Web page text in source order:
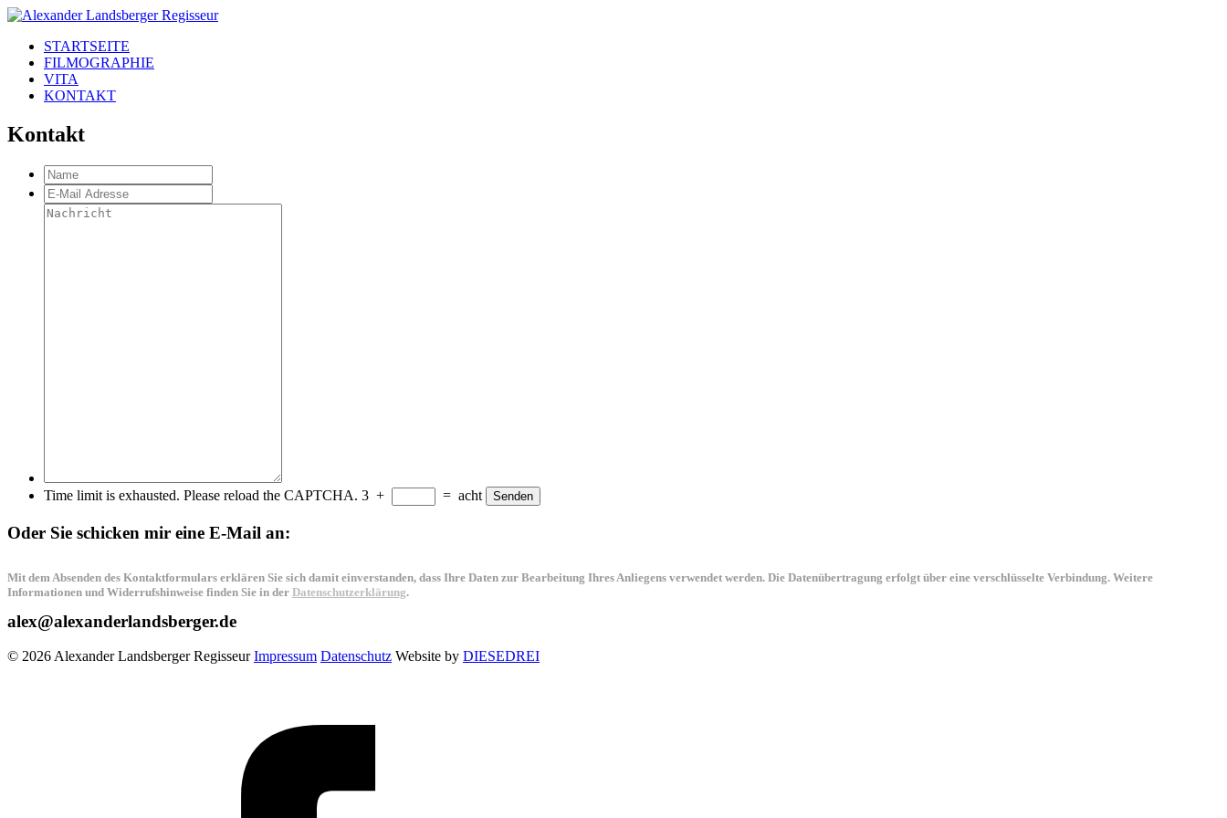
STARTSEITE
FILMOGRAPHIE
VITA
KONTAKT
Kontakt
Time limit is exhausted. Please reload the CAPTCHA. 3 + = acht Senden
Oder Sie schicken mir eine E-Mail an:
Mit dem Absenden des Kontaktformulars erklären Sie sich damit einverstanden, dass Ihre Daten zur Bearbeitung Ihres Anliegens verwendet werden. Die Datenübertragung erfolgt über eine verschlüsselte Verbindung. Weitere
Informationen und Widerrufshinweise finden Sie in der Datenschutzerklärung.
alex@alexanderlandsberger.de
© 2026 Alexander Landsberger Regisseur Impressum Datenschutz Website by DIESEDREI